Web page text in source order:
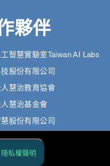
夥伴
智慧實驗室Taiwan AI Labs
股份有限公司
慧治教育協會
慧治基金會
股份有限公司
隱私權聲明